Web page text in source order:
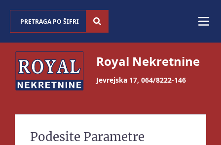
Royal Nekretnine
Jevrejska 17, 064/8222-146
Podesite Parametre